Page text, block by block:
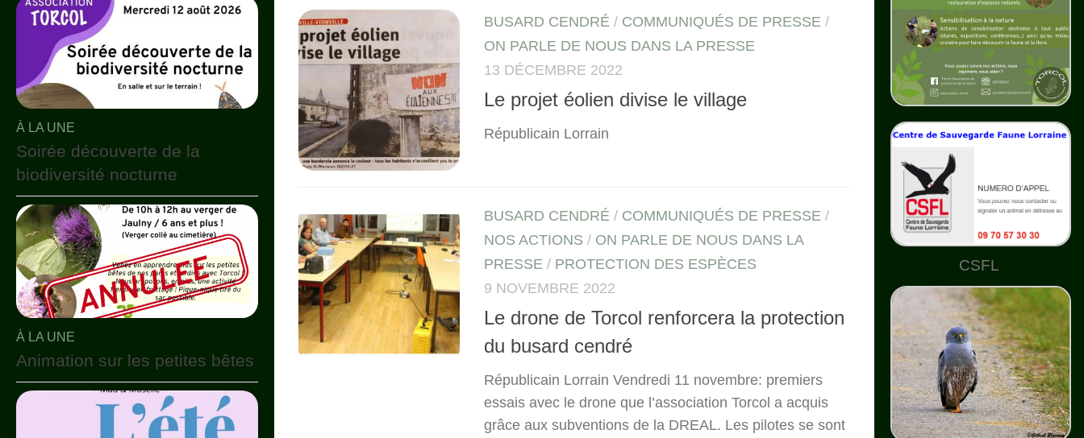
BUSARD CENDRÉ / COMMUNIQUÉS DE PRESSE /
ON PARLE DE NOUS DANS LA PRESSE
13 DÉCEMBRE 2022
Le projet éolien divise le village
Républicain Lorrain
BUSARD CENDRÉ / COMMUNIQUÉS DE PRESSE /
NOS ACTIONS / ON PARLE DE NOUS DANS LA
PRESSE / PROTECTION DES ESPÈCES
9 NOVEMBRE 2022
Le drone de Torcol renforcera la protection
du busard cendré
Républicain Lorrain Vendredi 11 novembre: premiers
essais avec le drone que l’association Torcol a acquis
grâce aux subventions de la DREAL. Les pilotes se sont
À LA UNE
Soirée découverte de la
biodiversité nocturne
À LA UNE
Animation sur les petites bêtes
CSFL